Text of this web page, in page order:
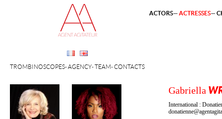
TROMBINOSCOPES AGENCY TEAM CONTACTS
ACTORS ACTRESSES
Gabriella
International :